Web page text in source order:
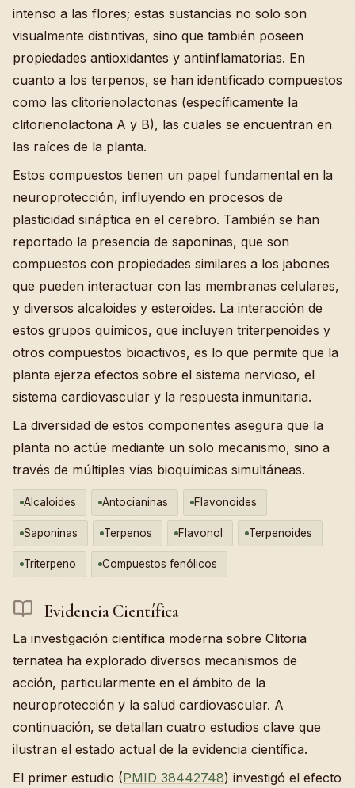
intenso a las flores; estas sustancias no solo son
visualmente distintivas, sino que también poseen
propiedades antioxidantes y antiinflamatorias. En
cuanto a los terpenos, se han identificado compuestos
como las clitorienolactonas (específicamente la
clitorienolactona A y B), las cuales se encuentran en
las raíces de la planta.
Estos compuestos tienen un papel fundamental en la
neuroprotección, influyendo en procesos de
plasticidad sináptica en el cerebro. También se han
reportado la presencia de saponinas, que son
compuestos con propiedades similares a los jabones
que pueden interactuar con las membranas celulares,
y diversos alcaloides y esteroides. La interacción de
estos grupos químicos, que incluyen triterpenoides y
otros compuestos bioactivos, es lo que permite que la
planta ejerza efectos sobre el sistema nervioso, el
sistema cardiovascular y la respuesta inmunitaria.
La diversidad de estos componentes asegura que la
planta no actúe mediante un solo mecanismo, sino a
través de múltiples vías bioquímicas simultáneas.
Alcaloides Antocianinas Flavonoides
Saponinas Terpenos Flavonol Terpenoides
Triterpeno Compuestos fenólicos
Evidencia Científica
La investigación científica moderna sobre Clitoria
ternatea ha explorado diversos mecanismos de
acción, particularmente en el ámbito de la
neuroprotección y la salud cardiovascular. A
continuación, se detallan cuatro estudios clave que
ilustran el estado actual de la evidencia científica.
El primer estudio (PMID 38442748) investigó el efecto